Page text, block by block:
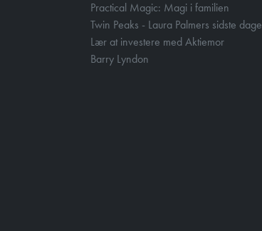
Practical Magic: Magi i familien
Twin Peaks - Laura Palmers sidste dage
Lær at investere med Aktiemor
Barry Lyndon